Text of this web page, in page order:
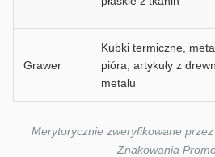
Grawer
Kubki termiczne,
pióra, artykuły z
metalu
Merytorycznie zweryfikowane
Znakowania